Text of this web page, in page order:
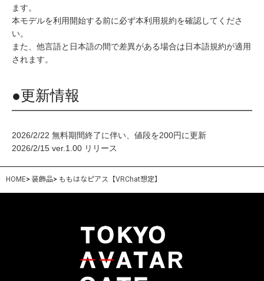
ます。
本モデルを利用開始する前に必ず本利用規約を確認してくださ
い。
また、他言語と日本語の間で差異がある場合は日本語規約が適用
されます。
●更新情報
2026/2/22 無料期間終了に伴い、値段を200円に更新
2026/2/15 ver.1.00 リリース
HOME> 装飾品> ももはなピアス【VRChat想定】